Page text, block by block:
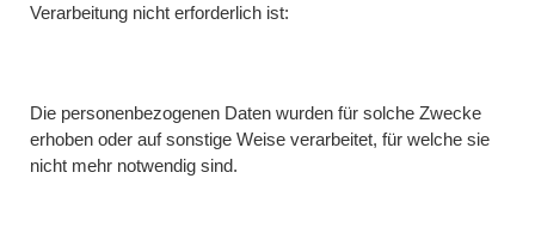
Verarbeitung nicht erforderlich ist:
Die personenbezogenen Daten wurden für solche Zwecke
erhoben oder auf sonstige Weise verarbeitet, für welche sie
nicht mehr notwendig sind.